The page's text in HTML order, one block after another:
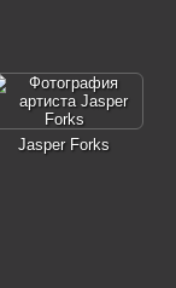
Jasper Forks